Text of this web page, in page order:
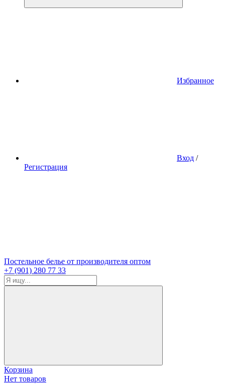
Избранное
Вход /
Регистрация
Постельное белье от производителя оптом
+7 (901) 280 77 33
Корзина
Нет товаров